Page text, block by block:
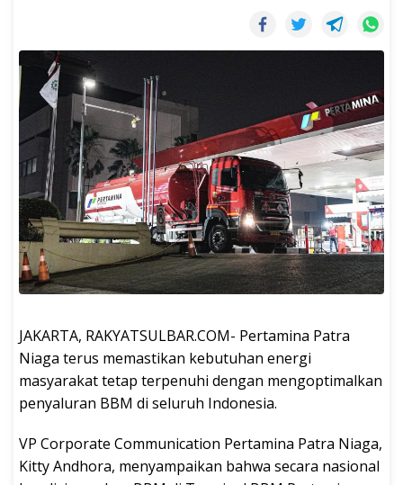
JAKARTA, RAKYATSULBAR.COM- Pertamina Patra
Niaga terus memastikan kebutuhan energi
masyarakat tetap terpenuhi dengan mengoptimalkan
penyaluran BBM di seluruh Indonesia.
VP Corporate Communication Pertamina Patra Niaga,
Kitty Andhora, menyampaikan bahwa secara nasional